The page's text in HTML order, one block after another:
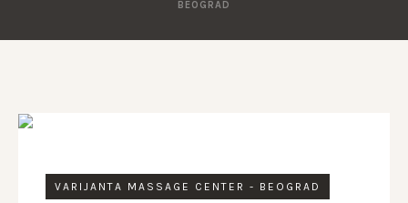
BEOGRAD
VARIJANTA MASSAGE CENTER - BEOGRAD